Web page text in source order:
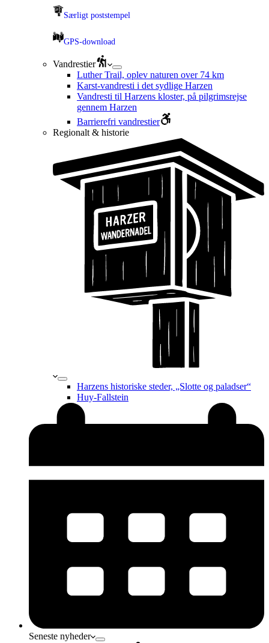
Særligt poststempel
GPS-download
Vandrestier
Luther Trail, oplev naturen over 74 km
Karst-vandresti i det sydlige Harzen
Vandresti til Harzens kloster, på pilgrimsrejse
gennem Harzen
Barrierefri vandrestier
Regionalt & historie
Harzens historiske steder, „Slotte og paladser“
Huy-Fallstein
Seneste nyheder